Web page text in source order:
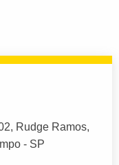
Rudge Ramos,
- SP